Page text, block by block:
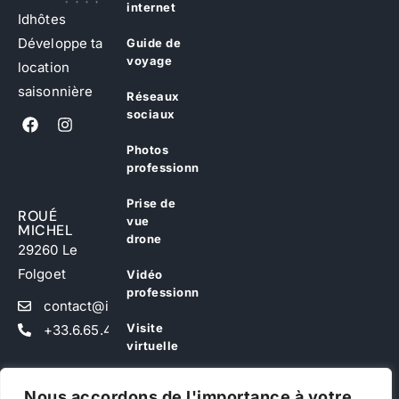
Idhôtes
Développe ta
location
saisonnière
ROUÉ
MICHEL
29260 Le
Folgoet
contact@idhotes.fr
+33.6.65.49.38.95
internet
Guide de
voyage
Réseaux
sociaux
Photos
professionnelles
Prise de
vue
drone
Vidéo
professionnelle
Visite
virtuelle